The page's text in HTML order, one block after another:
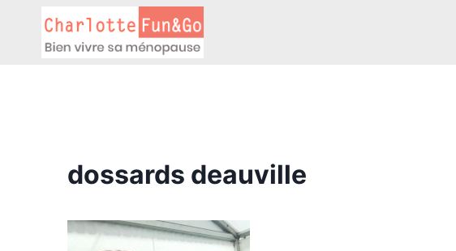
contenu
dossards deauville